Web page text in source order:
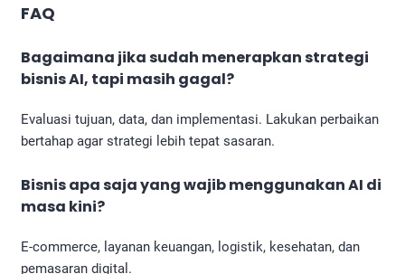
FAQ
Bagaimana jika sudah menerapkanstrategi
bisnis AI, tapi masih gagal?
Evaluasi tujuan, data, dan implementasi. Lakukan perbaikan
bertahap agar strategi lebih tepat sasaran.
Bisnis apa saja yang wajib menggunakan AI di
masa kini?
E-commerce, layanan keuangan, logistik, kesehatan, dan
pemasaran digital.